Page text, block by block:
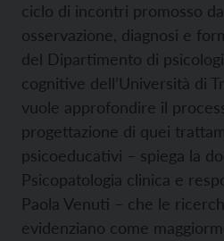
ciclo di incontri promosso
osservazione, diagnosi e
del Dipartimento di
cognitive dell’Università di
vuole approfondire il
progettazione di quei
psicoeducativi – spiega la
Psicopatologia clinica e
Paola Venuti – che le
evidenziano come